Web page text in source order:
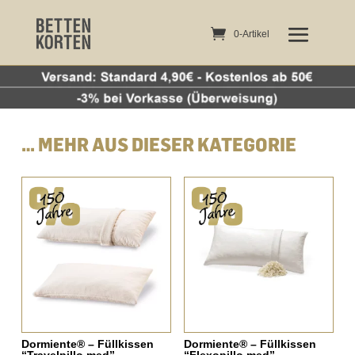
0-Artikel
… MEHR AUS DIESER KATEGORIE
Dormiente® – Füllkissen
Dormiente® – Füllkissen